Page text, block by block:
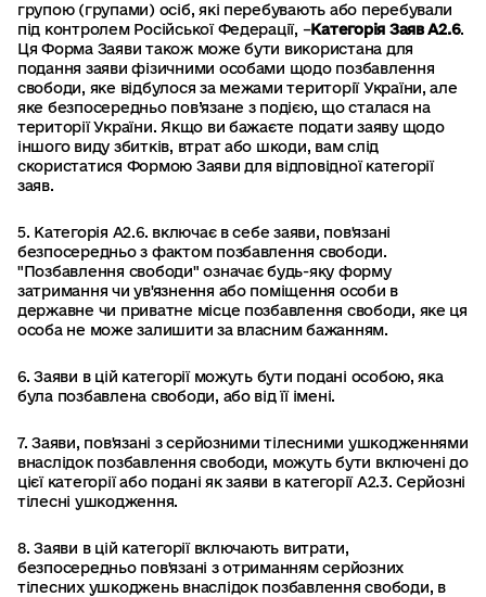
групою (групами) осіб, які перебувають або перебували
під контролем Російської Федерації, –Категорія Заяв А2.6.
Ця Форма Заяви також може бути використана для
подання заяви фізичними особами щодо позбавлення
свободи, яке відбулося за межами території України, але
яке безпосередньо пов’язане з подією, що сталася на
території України. Якщо ви бажаєте подати заяву щодо
іншого виду збитків, втрат або шкоди, вам слід
скористатися Формою Заяви для відповідної категорії
заяв.
5. Категорія А2.6. включає в себе заяви, пов'язані
безпосередньо з фактом позбавлення свободи.
"Позбавлення свободи" означає будь-яку форму
затримання чи ув'язнення або поміщення особи в
державне чи приватне місце позбавлення свободи, яке ця
особа не може залишити за власним бажанням.
6. Заяви в цій категорії можуть бути подані особою, яка
була позбавлена свободи, або від її імені.
7. Заяви, пов'язані з серйозними тілесними ушкодженнями
внаслідок позбавлення свободи, можуть бути включені до
цієї категорії або подані як заяви в категорії А2.3. Серйозні
тілесні ушкодження.
8. Заяви в цій категорії включають витрати,
безпосередньо пов'язані з отриманням серйозних
тілесних ушкоджень внаслідок позбавлення свободи, в